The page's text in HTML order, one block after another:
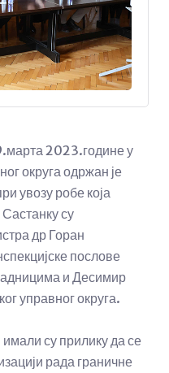
2023.године у
округа одржан је
увозу робе која
су
др Горан
послове
и Десимир
управног округа.
су прилику да се
рада граничне